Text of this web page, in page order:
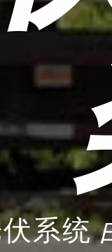
系统